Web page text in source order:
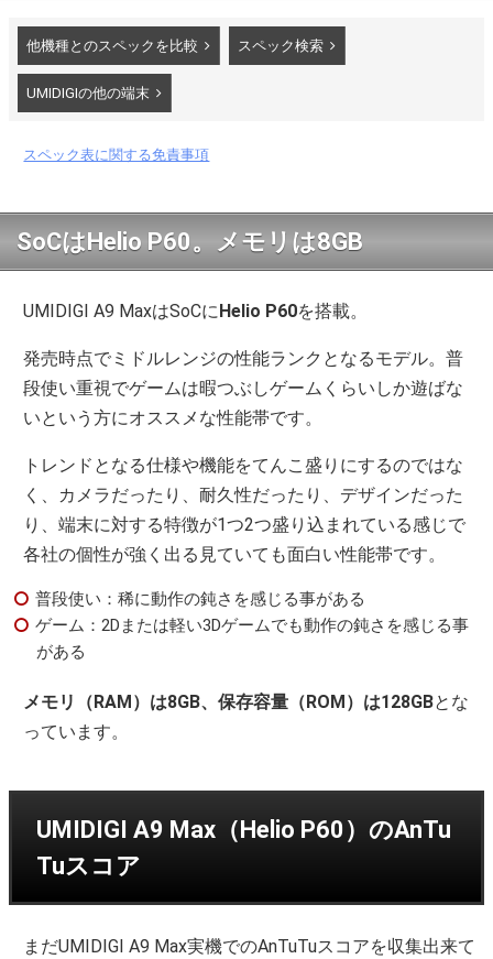
他機種とのスペックを比較 スペック検索
UMIDIGIの他の端末
スペック表に関する免責事項
SoCはHelio P60。メモリは8GB
UMIDIGI A9 MaxはSoCに Helio P60を搭載。
発売時点でミドルレンジの性能ランクとなるモデル。普
段使い重視でゲームは暇つぶしゲームくらいしか遊ばな
いという方にオススメな性能帯です。
トレンドとなる仕様や機能をてんこ盛りにするのではな
く、カメラだったり、耐久性だったり、デザインだった
り、端末に対する特徴が1つ2つ盛り込まれている感じで
各社の個性が強く出る見ていても面白い性能帯です。
普段使い：稀に動作の鈍さを感じる事がある
ゲーム：2Dまたは軽い3Dゲームでも動作の鈍さを感じる事
がある
メモリ（RAM）は8GB、保存容量（ROM）は128GBとな
っています。
UMIDIGI A9 Max（Helio P60）のAnTu
Tuスコア
まだUMIDIGI A9 Max実機でのAnTuTuスコアを収集出来て